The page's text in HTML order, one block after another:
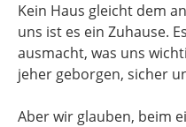
Kein Haus gleicht dem
uns ist es ein Zuhause.
ausmacht, was uns
jeher geborgen, sicher
Aber wir glauben, beim